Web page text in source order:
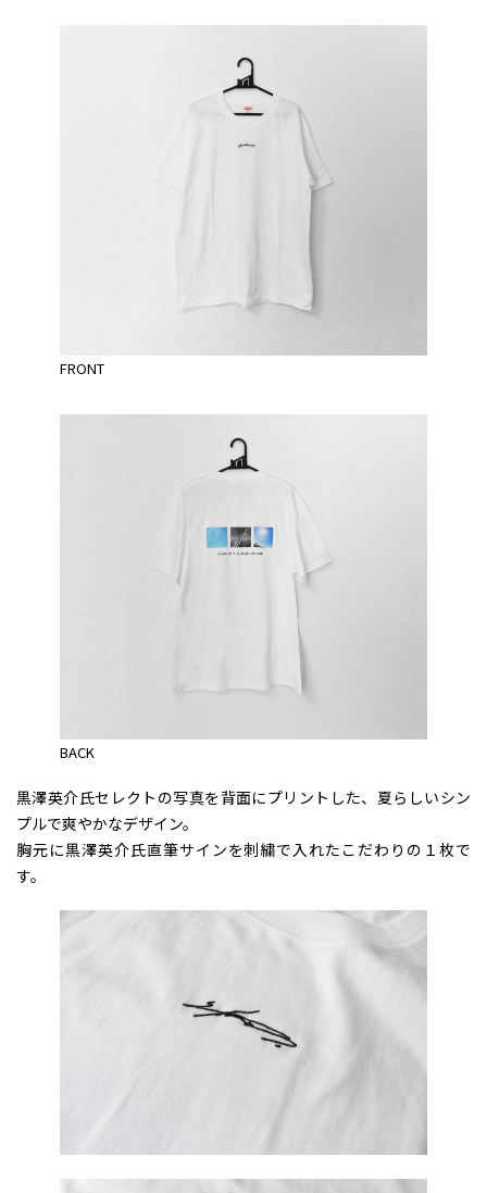
FRONT
BACK
黒澤英介氏セレクトの写真を背面にプリントした、夏らしいシン
プルで爽やかなデザイン。
胸元に黒澤英介氏直筆サインを刺繍で入れたこだわりの１枚で
す。